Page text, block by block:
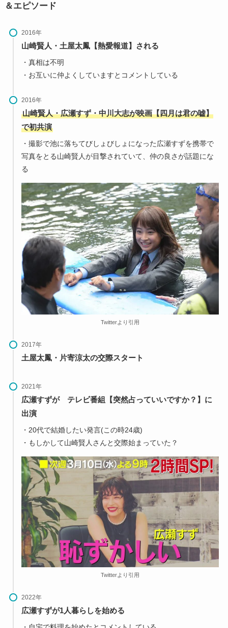
＆エピソード
2016年
山崎賢人・土屋太鳳【熱愛報道】される
・真相は不明
・お互いに仲よくしていますとコメントしている
2016年
山崎賢人・広瀬すず・中川大志が映画【四月は君の嘘】
で初共演
・撮影で池に落ちてびしょびしょになった広瀬すずを携帯で
写真をとる山崎賢人が目撃されていて、仲の良さが話題にな
る
Twitterより引用
2017年
土屋太鳳・片寄涼太の交際スタート
2021年
広瀬すずが テレビ番組【突然占っていいですか？】に
出演
・20代で結婚したい発言(この時24歳)
・もしかして山崎賢人さんと交際始まっていた？
Twitterより引用
2022年
広瀬すずが1人暮らしを始める